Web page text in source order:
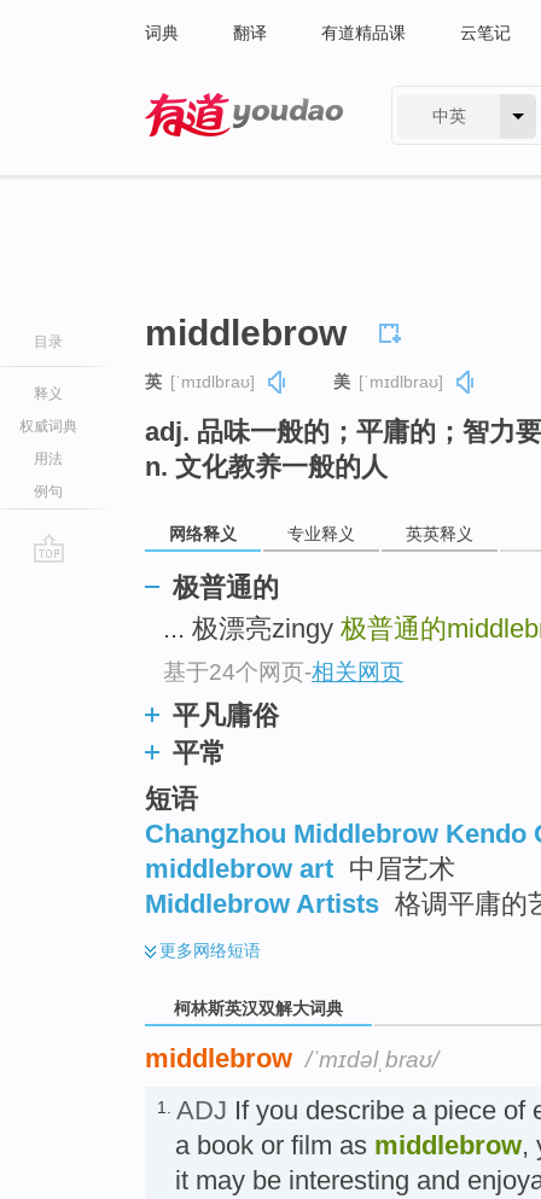
词典 翻译 有道精品课 云笔记
中英
目录
释义
权威词典
用法
例句
middlebrow
英 [ˈmɪdlbraʊ] 美 [ˈmɪdlbraʊ]
adj. 品味一般的；平庸的；智力
n. 文化教养一般的人
网络释义 专业释义 英英释义
极普通的
... 极漂亮zingy 极普通的
基于24个网页-相关网页
平凡庸俗
平常
短语
Changzhou Middlebrow Kendo
middlebrow art 中眉艺术
Middlebrow Artists 格调平庸的
更多网络短语
柯林斯英汉双解大词典
middlebrow /ˈmɪdəlˌbraʊ/
1. ADJ If you describe a piece of
a book or film as middlebrow,
it may be interesting and